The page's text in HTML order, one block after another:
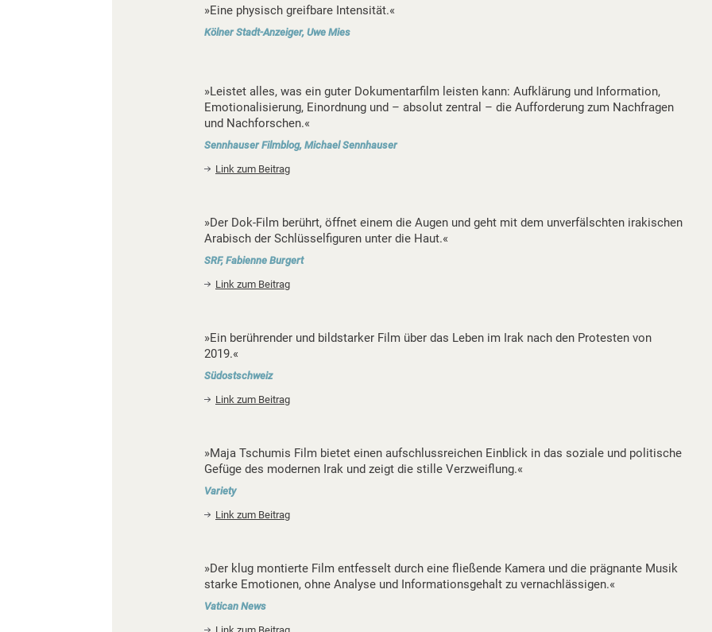
»Eine physisch greifbare Intensität.«
Kölner Stadt-Anzeiger, Uwe Mies
»Leistet alles, was ein guter Dokumentarfilm leisten kann: Aufklärung und Information,
Emotionalisierung, Einordnung und – absolut zentral – die Aufforderung zum Nachfragen
und Nachforschen.«
Sennhauser Filmblog, Michael Sennhauser
Link zum Beitrag
»Der Dok-Film berührt, öffnet einem die Augen und geht mit dem unverfälschten irakischen
Arabisch der Schlüsselfiguren unter die Haut.«
SRF, Fabienne Burgert
Link zum Beitrag
»Ein berührender und bildstarker Film über das Leben im Irak nach den Protesten von
2019.«
Südostschweiz
Link zum Beitrag
»Maja Tschumis Film bietet einen aufschlussreichen Einblick in das soziale und politische
Gefüge des modernen Irak und zeigt die stille Verzweiflung.«
Variety
Link zum Beitrag
»Der klug montierte Film entfesselt durch eine fließende Kamera und die prägnante Musik
starke Emotionen, ohne Analyse und Informationsgehalt zu vernachlässigen.«
Vatican News